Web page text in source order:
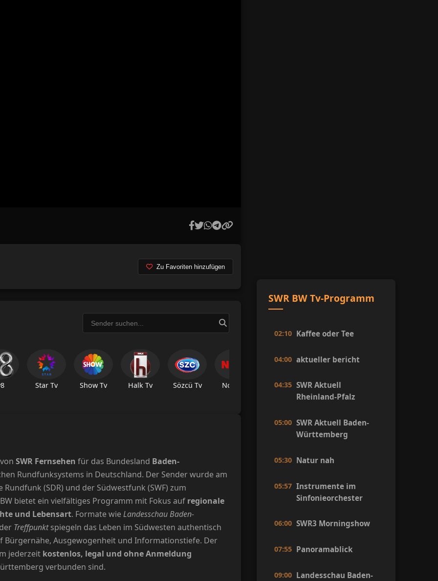
Zu Favoriten hinzufügen
Star Tv Show Tv Halk Tv Sözcü Tv Now Tv TRT Spor A Spor
SWR Fernsehen für das Bundesland Baden-
Rundfunksystems in Deutschland. Der Sender wurde am
(SDR) und der Südwestfunk (SWF) zum
bietet ein vielfältiges Programm mit Fokus auf regionale
und Lebensart. Formate wieLandesschau Baden-
Treffpunktspiegeln das Leben im Südwesten authentisch
Bürgernähe, Ausgewogenheit und Informationstiefe. Der
jederzeit kostenlos, legal und ohne Anmeldung
verbunden sind.
SWR BW Tv-Programm
02:10 Kaffee oder Tee
04:00 aktueller bericht
04:35 SWR Aktuell
Rheinland-Pfalz
05:00 SWR Aktuell Baden-
Württemberg
05:30 Natur nah
05:57 Instrumente im
Sinfonieorchester
06:00 SWR3 Morningshow
07:55 Panoramablick
09:00 Landesschau Baden-